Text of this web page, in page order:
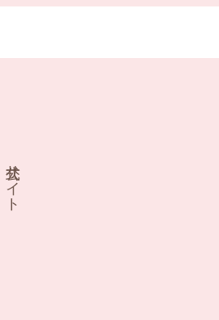
公式サイト